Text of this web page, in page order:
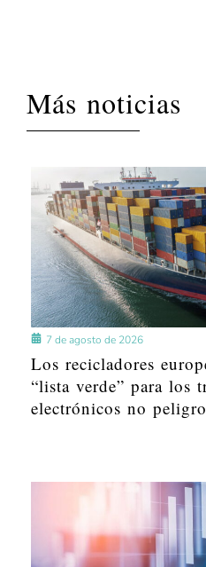
Más noticias
7 de agosto de 2026
Los recicladores
“lista verde” para los
electrónicos no